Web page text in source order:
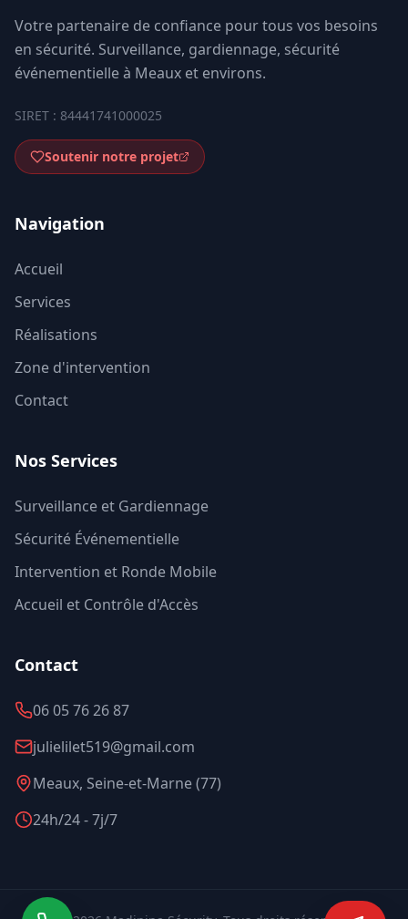
Votre partenaire de confiance pour tous vos besoins
en sécurité. Surveillance, gardiennage, sécurité
événementielle à Meaux et environs.
SIRET : 84441741000025
Soutenir notre projet
Navigation
Accueil
Services
Réalisations
Zone d'intervention
Contact
Nos Services
Surveillance et Gardiennage
Sécurité Événementielle
Intervention et Ronde Mobile
Accueil et Contrôle d'Accès
Contact
06 05 76 26 87
julielilet519@gmail.com
Meaux, Seine-et-Marne (77)
24h/24 - 7j/7